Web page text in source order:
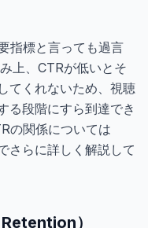
指標と言っても過言
上、CTRが低いとそ
てくれないため、視聴
る段階にすら到達でき
の関係については
さらに詳しく解説して
）